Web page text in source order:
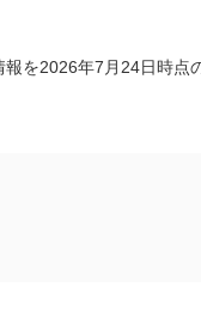
を2026年7月24日時点